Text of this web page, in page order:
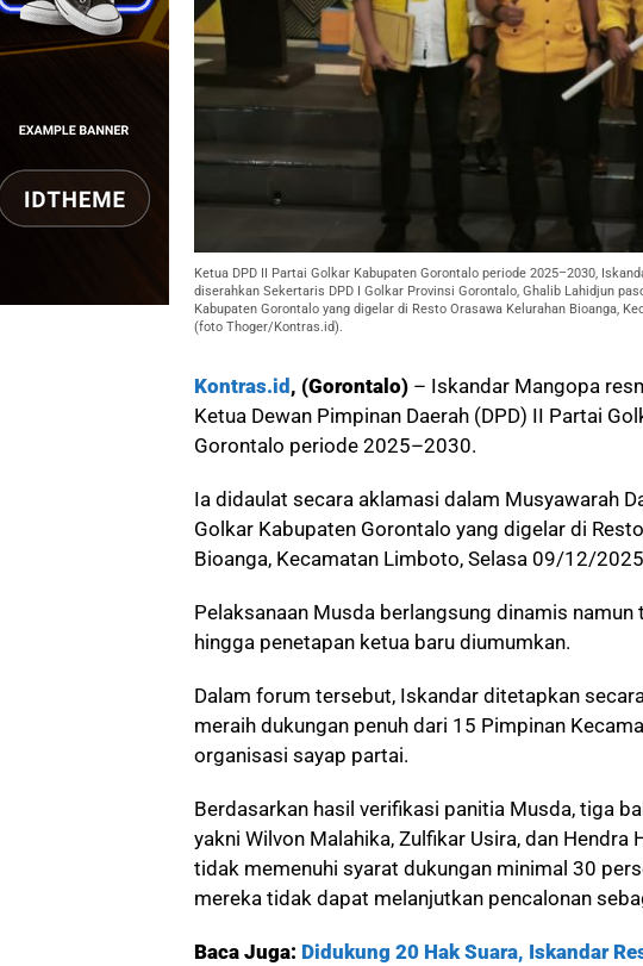
Ketua DPD II Partai Golkar Kabupaten Gorontalo periode 2025–2030,
diserahkan Sekertaris DPD I Golkar Provinsi Gorontalo, Ghalib Lahidjun
Kabupaten Gorontalo yang digelar di Resto Orasawa Kelurahan Bioanga,
(foto Thoger/Kontras.id).
Kontras.id , (Gorontalo) – Iskandar Mangopa
Ketua Dewan Pimpinan Daerah (DPD) II Partai
Gorontalo periode 2025–2030.
Ia didaulat secara aklamasi dalam Musyawarah
Golkar Kabupaten Gorontalo yang digelar di
Bioanga, Kecamatan Limboto, Selasa 09/12/
Pelaksanaan Musda berlangsung dinamis
hingga penetapan ketua baru diumumkan.
Dalam forum tersebut, Iskandar ditetapkan
meraih dukungan penuh dari 15 Pimpinan
organisasi sayap partai.
Berdasarkan hasil verifikasi panitia Musda, tiga
yakni Wilvon Malahika, Zulfikar Usira, dan Hendra
tidak memenuhi syarat dukungan minimal 30
mereka tidak dapat melanjutkan pencalonan
Baca Juga: Didukung 20 Hak Suara, Iskandar